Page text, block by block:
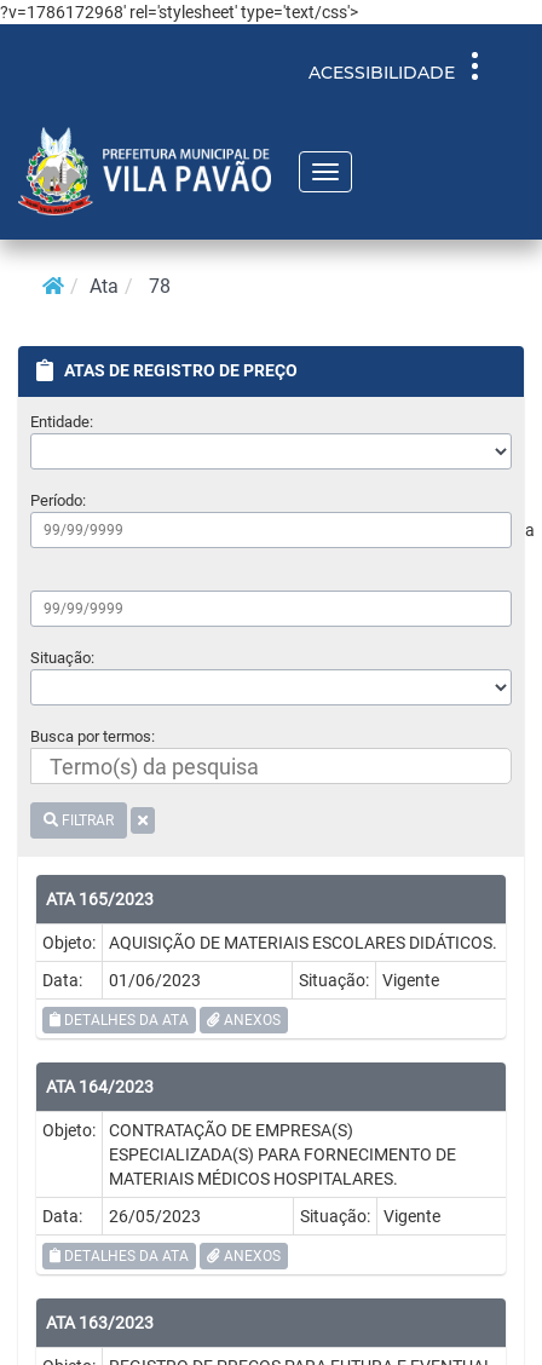
?v=1786172968' rel='stylesheet' type='text/css'>
Toggle
ACESSIBILIDADE
Toggle
navigation
Ata 78
ATAS DE REGISTRO DE PREÇO
Entidade:
Período:
a
Situação:
Busca por termos:
FILTRAR
ATA 165/2023
Objeto:
AQUISIÇÃO DE MATERIAIS ESCOLARES DIDÁTICOS.
Data:
01/06/2023 Situação: Vigente
DETALHES DA ATA ANEXOS
ATA 164/2023
Objeto:
CONTRATAÇÃO DE EMPRESA(S)
ESPECIALIZADA(S) PARA FORNECIMENTO DE
MATERIAIS MÉDICOS HOSPITALARES.
Data:
26/05/2023 Situação: Vigente
DETALHES DA ATA ANEXOS
ATA 163/2023